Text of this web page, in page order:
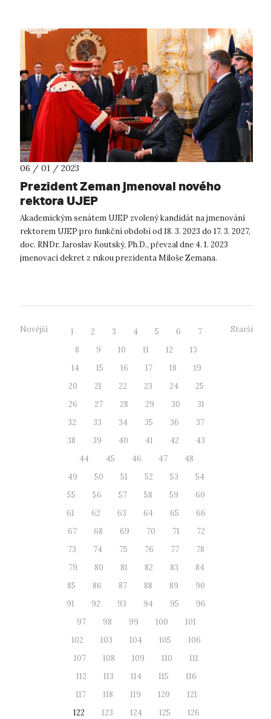
06 / 01 / 2023
Prezident Zeman jmenoval nového
rektora UJEP
Akademickým senátem UJEP zvolený kandidát na jmenování
rektorem UJEP pro funkční období od 18. 3. 2023 do 17. 3. 2027,
doc. RNDr. Jaroslav Koutský, Ph.D., převzal dne 4. 1. 2023
jmenovací dekret z rukou prezidenta Miloše Zemana.
Novější 1 2 3 4 5 6
7
8
9 10 11 12
13
14
15 16 17 18
19
20
21 22 23 24
25
26
27 28 29 30
31
32
33 34 35 36
37
38
39 40 41 42
43
44
45 46 47
48
49
50 51 52 53
54
55
56 57 58 59
60
61
62 63 64 65
66
67
68 69 70 71
72
73
74 75 76 77
78
79
80 81 82 83
84
85
86 87 88 89
90
91
92 93 94 95
96
97
98 99 100
101
102
103 104 105
106
107
108 109 110
111
112
113 114 115
116
117
118 119 120
121
122
123 124 125
126
Starší